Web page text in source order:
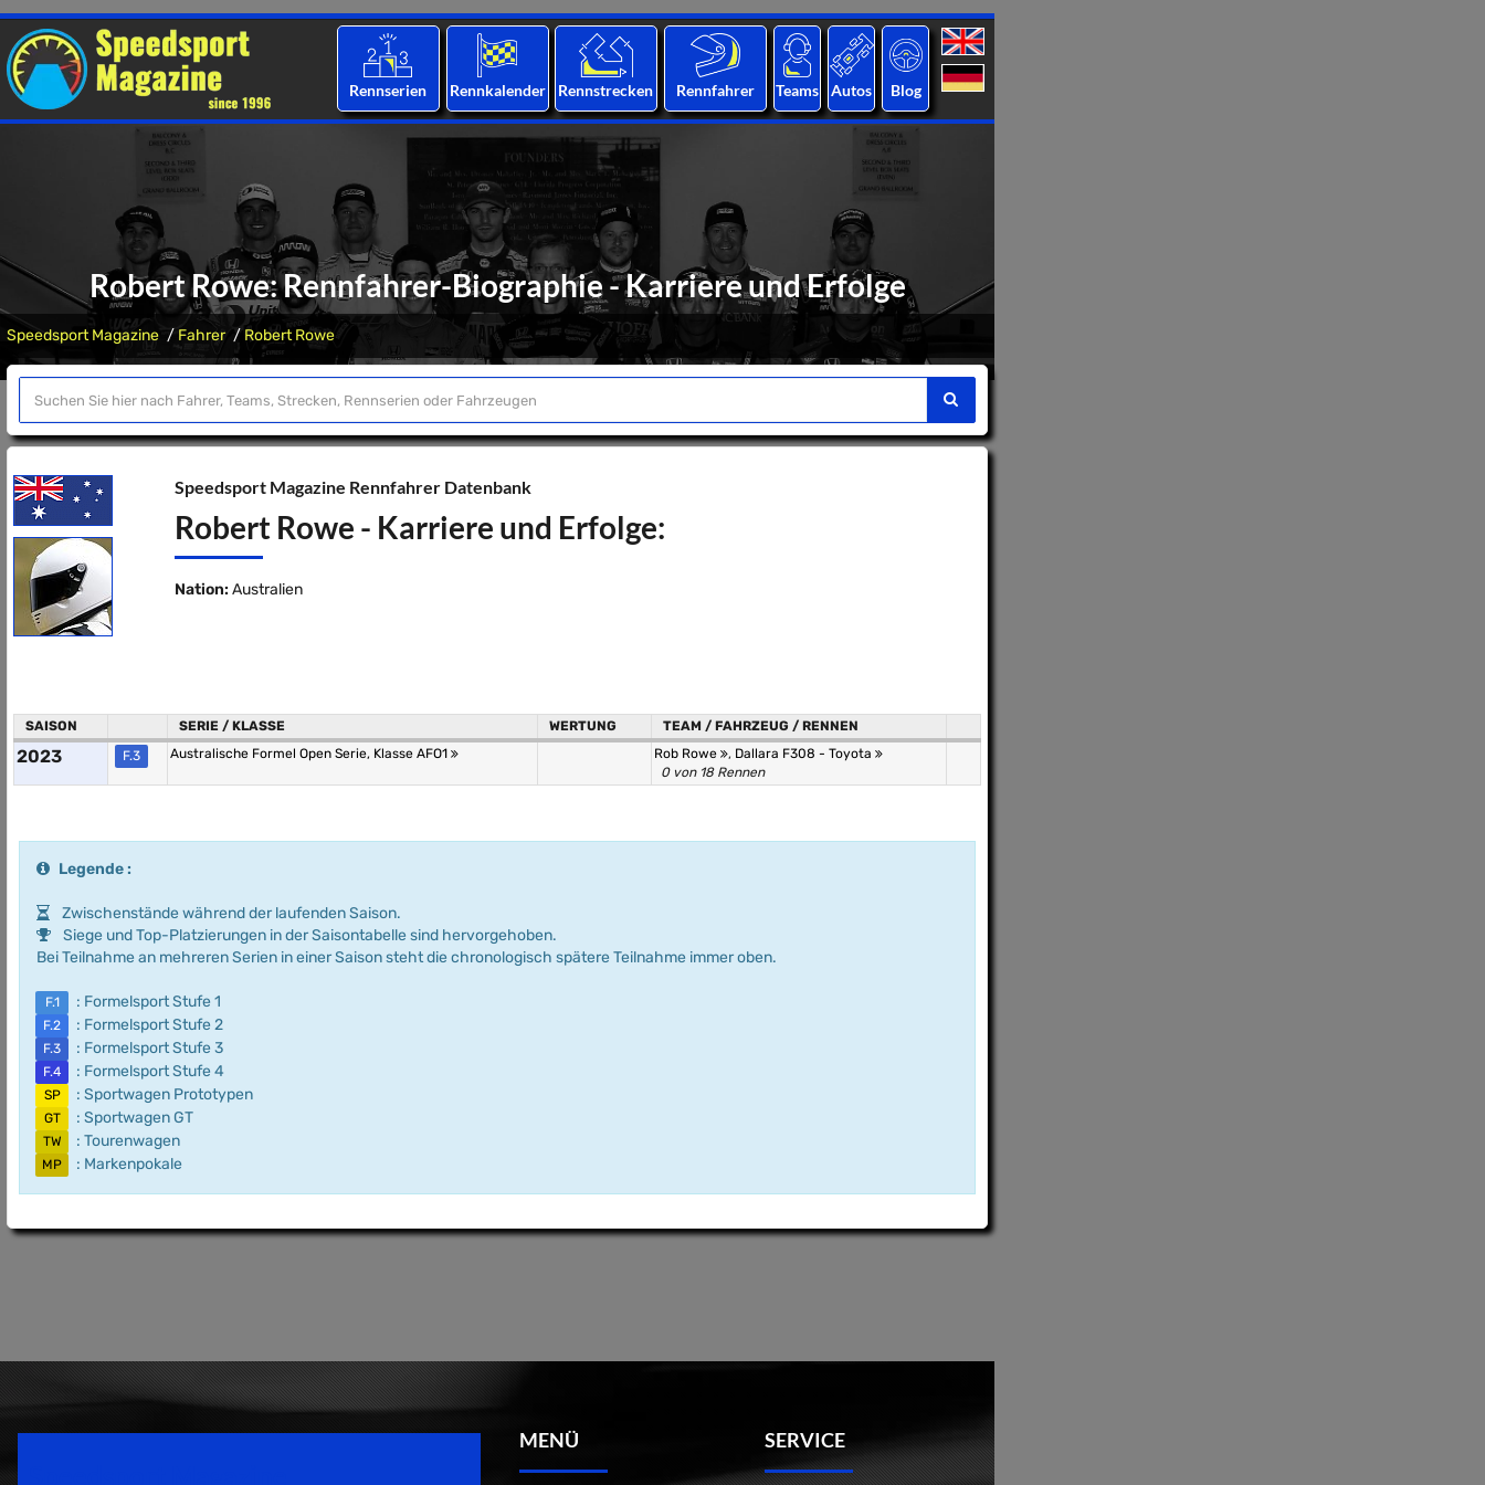
Rennserien Rennkalender Rennstrecken Rennfahrer Teams Autos Blog
Robert Rowe: Rennfahrer-Biographie - Karriere und Erfolge
Speedsport Magazine Fahrer Robert Rowe
Speedsport Magazine Rennfahrer Datenbank
Robert Rowe - Karriere und Erfolge:
Nation: Australien
SAISON SERIE / KLASSE WERTUNG TEAM / FAHRZEUG / RENNEN
2023 F.3 Australische Formel Open Serie, Klasse AFO1 Rob Rowe , Dallara F308 - Toyota
0 von 18 Rennen
Legende :
Zwischenstände während der laufenden Saison.
Siege und Top-Platzierungen in der Saisontabelle sind hervorgehoben.
Bei Teilnahme an mehreren Serien in einer Saison steht die chronologisch spätere Teilnahme immer oben.
F.1 : Formelsport Stufe 1
F.2 : Formelsport Stufe 2
F.3 : Formelsport Stufe 3
F.4 : Formelsport Stufe 4
SP : Sportwagen Prototypen
GT : Sportwagen GT
TW : Tourenwagen
MP : Markenpokale
MENÜ SERVICE